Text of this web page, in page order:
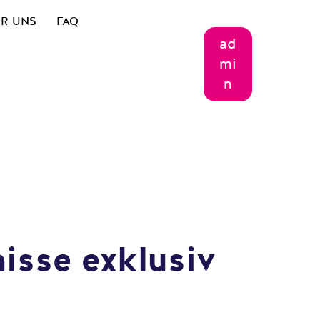
UNS FAQ
ad
mi
n
exklusiv